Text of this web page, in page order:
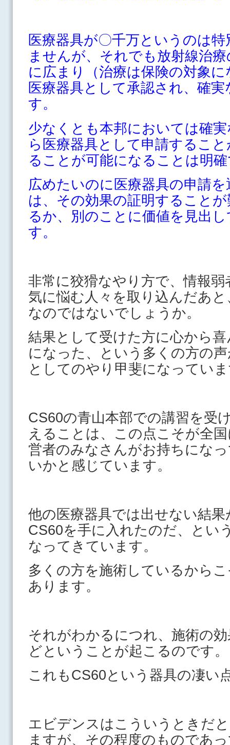
医療器具が〇千万というのは
ませんが、それでも放射線治
に広まり（治療は保険の対象
医療器具として承認され、確
す。
少なくとも本邦においては確
ら医療器具として申請するこ
ることが可能になることは明
広めたいのに医療器具の申請
は、その効果の証明すること
るか、別のことに価値を見出
す。
非常に狡猾なやり方で、情報
気に悩む人々を取り込んだあ
なのではないでしょうか。
結果として受けた方に心から
になった、という多くの方の
としてのやり甲斐になってい
CS60の青山本部での講習を受
えることは、この点こそが全
営者のみなさんがお持ちにな
いかと感じています。
他の医療器具では出せない結
CS60を手に入れたのだ、とい
なってきています。
多くの方を施術しているから
あります。
それがわかるにつれ、施術の
どということが起こるのです。
これもCS60という器具の凄い
エビデンスはこういうときだ
ますが、その程度のものであ